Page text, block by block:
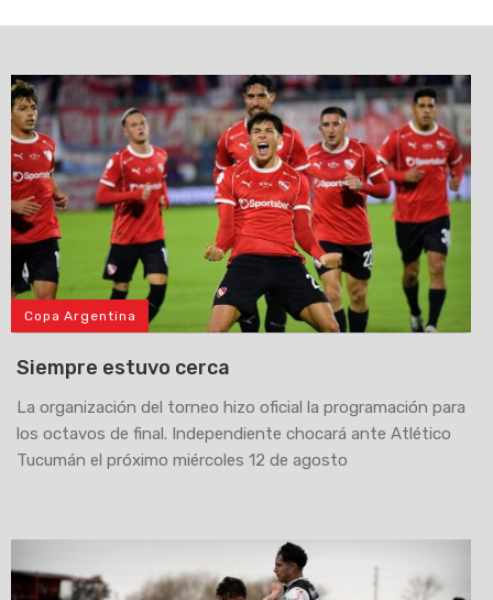
Copa Argentina
Siempre estuvo cerca
La organización del torneo hizo oficial la programación para
los octavos de final. Independiente chocará ante Atlético
Tucumán el próximo miércoles 12 de agosto